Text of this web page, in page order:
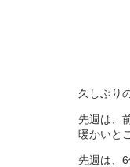
久しぶり
先週は、
暖かいと
先週は、